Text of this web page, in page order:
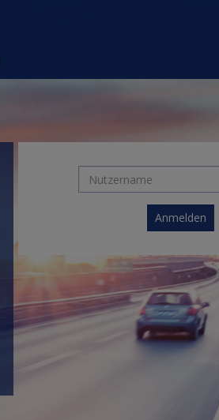
Anmelden